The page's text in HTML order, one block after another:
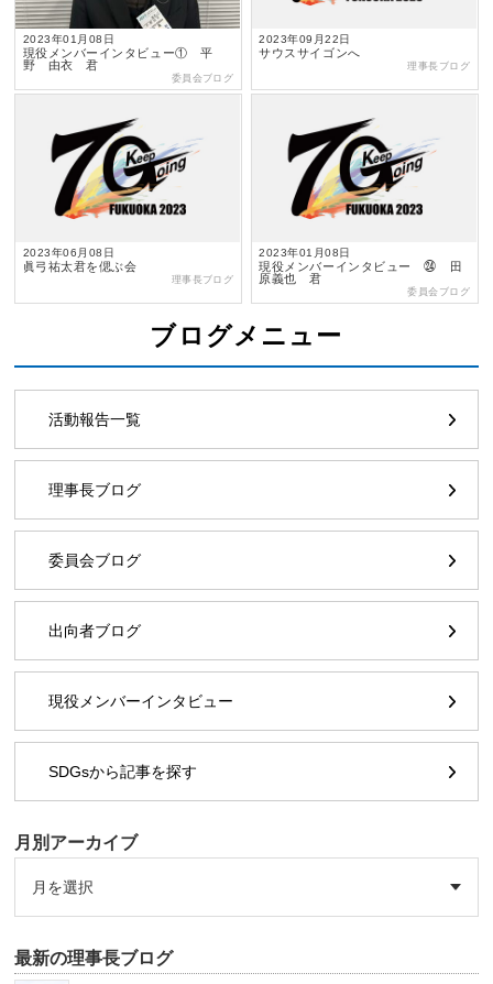
2023年01月08日
現役メンバーインタビュー① 平
野 由衣 君
委員会ブログ
2023年09月22日
サウスサイゴンへ
理事長ブログ
2023年06月08日
眞弓祐太君を偲ぶ会
理事長ブログ
2023年01月08日
現役メンバーインタビュー ㉔ 田
原義也 君
委員会ブログ
ブログメニュー
活動報告一覧
理事長ブログ
委員会ブログ
出向者ブログ
現役メンバーインタビュー
SDGsから記事を探す
月別アーカイブ
最新の理事長ブログ